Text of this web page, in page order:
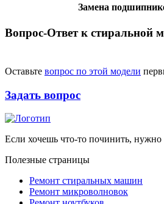
Замена
Вопрос-Ответ к стиральной
Оставьте вопрос по этой модели
Задать вопрос
Если хочешь что-то починить, нужно
Полезные страницы
Ремонт стиральных машин
Ремонт микроволновок